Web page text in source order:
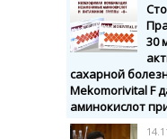
30
сахарной
MekomorivitalF
аминокислот